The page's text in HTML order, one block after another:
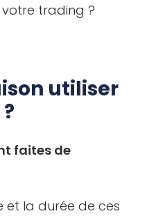
trading ?
utiliser
faites de
et la durée de ces